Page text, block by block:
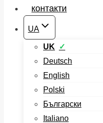
контакти
UA
UK
Deutsch
English
Polski
Български
Italiano